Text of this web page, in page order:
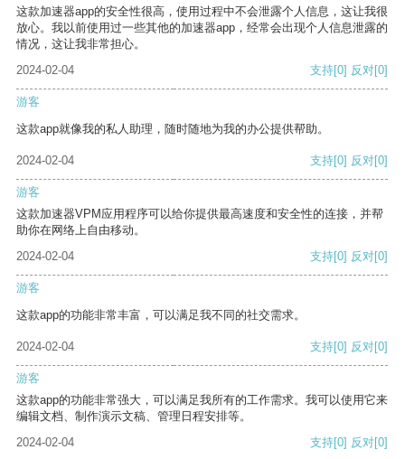
这款加速器app的安全性很高，使用过程中不会泄露个人信息，这让我很
放心。我以前使用过一些其他的加速器app，经常会出现个人信息泄露的
情况，这让我非常担心。
2024-02-04
支持[0] 反对[0]
游客
这款app就像我的私人助理，随时随地为我的办公提供帮助。
2024-02-04 支持[0] 反对[0]
游客
这款加速器VPM应用程序可以给你提供最高速度和安全性的连接，并帮
助你在网络上自由移动。
2024-02-04
支持[0] 反对[0]
游客
这款app的功能非常丰富，可以满足我不同的社交需求。
2024-02-04 支持[0] 反对[0]
游客
这款app的功能非常强大，可以满足我所有的工作需求。我可以使用它来
编辑文档、制作演示文稿、管理日程安排等。
2024-02-04
支持[0] 反对[0]